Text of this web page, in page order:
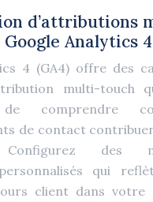
d’attributions
Analytics 4
4 (GA4) offre des
multi-touch
comprendre
de contact
Configurez des
qui
client dans votre